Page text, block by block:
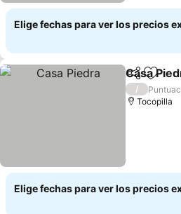
Elige fechas para ver los precios
Compartir
Casa
/
Tocopilla
Elige fechas para ver los precios